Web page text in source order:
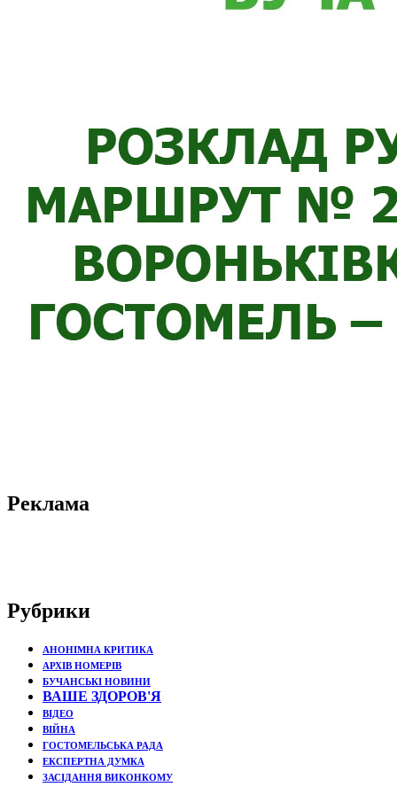
Реклама
Рубрики
АНОНІМНА КРИТИКА
АРХІВ НОМЕРІВ
БУЧАНСЬКІ НОВИНИ
ВАШЕ ЗДОРОВ'Я
ВІДЕО
ВІЙНА
ГОСТОМЕЛЬСЬКА РАДА
ЕКСПЕРТНА ДУМКА
ЗАСІДАННЯ ВИКОНКОМУ